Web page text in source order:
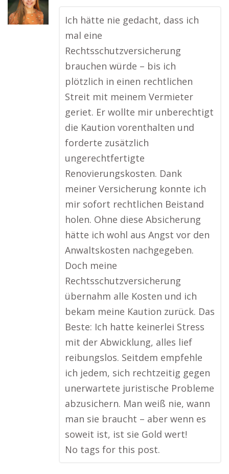
Ich hätte nie gedacht, dass ich
mal eine
Rechtsschutzversicherung
brauchen würde – bis ich
plötzlich in einen rechtlichen
Streit mit meinem Vermieter
geriet. Er wollte mir unberechtigt
die Kaution vorenthalten und
forderte zusätzlich
ungerechtfertigte
Renovierungskosten. Dank
meiner Versicherung konnte ich
mir sofort rechtlichen Beistand
holen. Ohne diese Absicherung
hätte ich wohl aus Angst vor den
Anwaltskosten nachgegeben.
Doch meine
Rechtsschutzversicherung
übernahm alle Kosten und ich
bekam meine Kaution zurück. Das
Beste: Ich hatte keinerlei Stress
mit der Abwicklung, alles lief
reibungslos. Seitdem empfehle
ich jedem, sich rechtzeitig gegen
unerwartete juristische Probleme
abzusichern. Man weiß nie, wann
man sie braucht – aber wenn es
soweit ist, ist sie Gold wert!
No tags for this post.